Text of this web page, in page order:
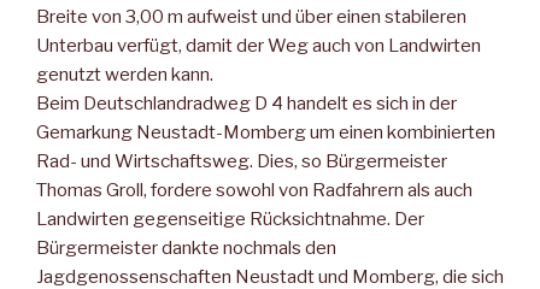
Breite von 3,00 m aufweist und über einen stabileren
Unterbau verfügt, damit der Weg auch von Landwirten
genutzt werden kann.
Beim Deutschlandradweg D 4 handelt es sich in der
Gemarkung Neustadt-Momberg um einen kombinierten
Rad- und Wirtschaftsweg. Dies, so Bürgermeister
Thomas Groll, fordere sowohl von Radfahrern als auch
Landwirten gegenseitige Rücksichtnahme. Der
Bürgermeister dankte nochmals den
Jagdgenossenschaften Neustadt und Momberg, die sich